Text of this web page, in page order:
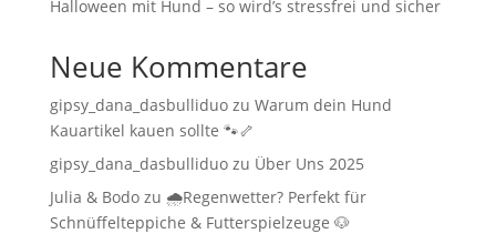
Halloween mit Hund – so wird’s stressfrei und sicher
Neue Kommentare
gipsy_dana_dasbulliduozu Warum dein Hund
Kauartikel kauen sollte 🐾🦴
gipsy_dana_dasbulliduozu Über Uns 2025
Julia & Bodozu 🌧️Regenwetter? Perfekt für
Schnüffelteppiche & Futterspielzeuge 🐶